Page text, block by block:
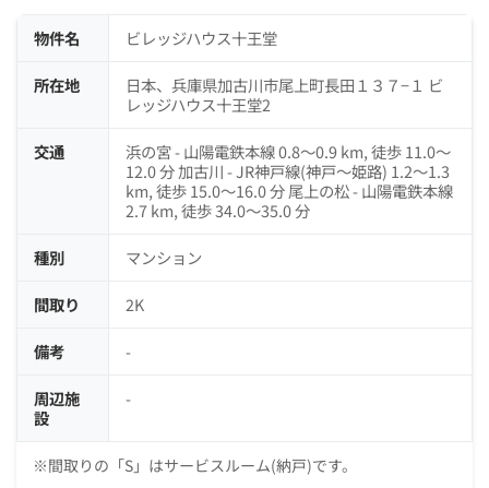
物件名 ビレッジハウス十王堂
所在地
日本、兵庫県加古川市尾上町長田１３７−１ ビ
レッジハウス十王堂2
交通
浜の宮 - 山陽電鉄本線 0.8～0.9 km, 徒歩 11.0～
12.0 分 加古川 - JR神戸線(神戸～姫路) 1.2～1.3
km, 徒歩 15.0～16.0 分 尾上の松 - 山陽電鉄本線
2.7 km, 徒歩 34.0～35.0 分
種別 マンション
間取り 2K
備考 -
周辺施
設
-
※間取りの「S」はサービスルーム(納戸)です。